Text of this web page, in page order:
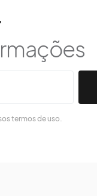
termos de uso.